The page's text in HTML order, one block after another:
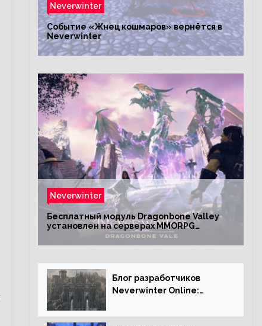
Neverwinter
Событие «Жнец кошмаров» вернётся в
Neverwinter
Neverwinter
Бесплатный модуль Dragonbone Valley
установлен на серверах MMORPG
Блог разработчиков
Neverwinter Online:
Костей